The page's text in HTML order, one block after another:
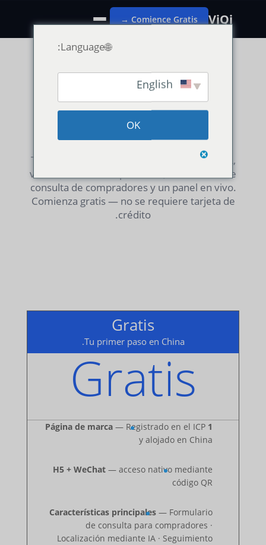
VjQj
Comience Gratis →
Precios sencillos. Sin comisiones
ocultas.
Todos los planes incluyen localización con IA,
verificación de cumplimiento, formularios de
consulta de compradores y un panel en vivo.
Comienza gratis — no se requiere tarjeta de
crédito.
Gratis
Tu primer paso en China.
Gratis
1 Página de marca
— Registrado en el ICP
y alojado en China
H5 + WeChat — acceso nativo mediante
código QR
Características principales — Formulario
de consulta para compradores ·
Localización mediante IA · Seguimiento
🌐Language:
OK